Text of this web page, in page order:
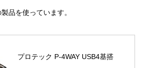
品を使っています。
プロテック P-4WAY USB4基搭